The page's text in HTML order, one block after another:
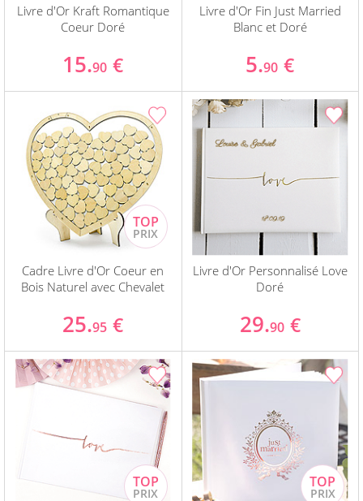
Livre d'Or Kraft Romantique
Coeur Doré
15.90 €
Livre d'Or Fin Just Married
Blanc et Doré
5.90 €
Cadre Livre d'Or Coeur en
Bois Naturel avec Chevalet
25.95 €
Livre d'Or Personnalisé Love
Doré
29.90 €